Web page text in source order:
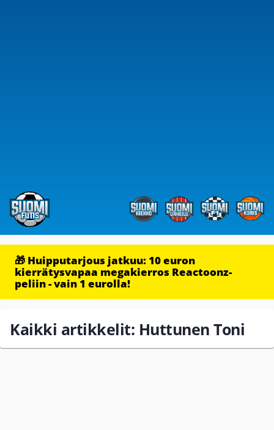
🎁 Huipputarjous jatkuu: 10 euron
kierrätysvapaa megakierros Reactoonz-
peliin - vain 1 eurolla!
Kaikki artikkelit: Huttunen Toni